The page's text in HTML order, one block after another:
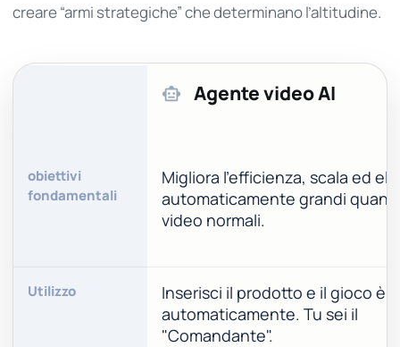
creare “armi strategiche” che determinano l’altitudine.
smart_toy Agente video AI
obiettivi
fondamentali
Migliora l'efficienza, scala ed
automaticamente grandi
video normali.
Utilizzo
Inserisci il prodotto e il gioco è
automaticamente. Tu sei il
"Comandante".